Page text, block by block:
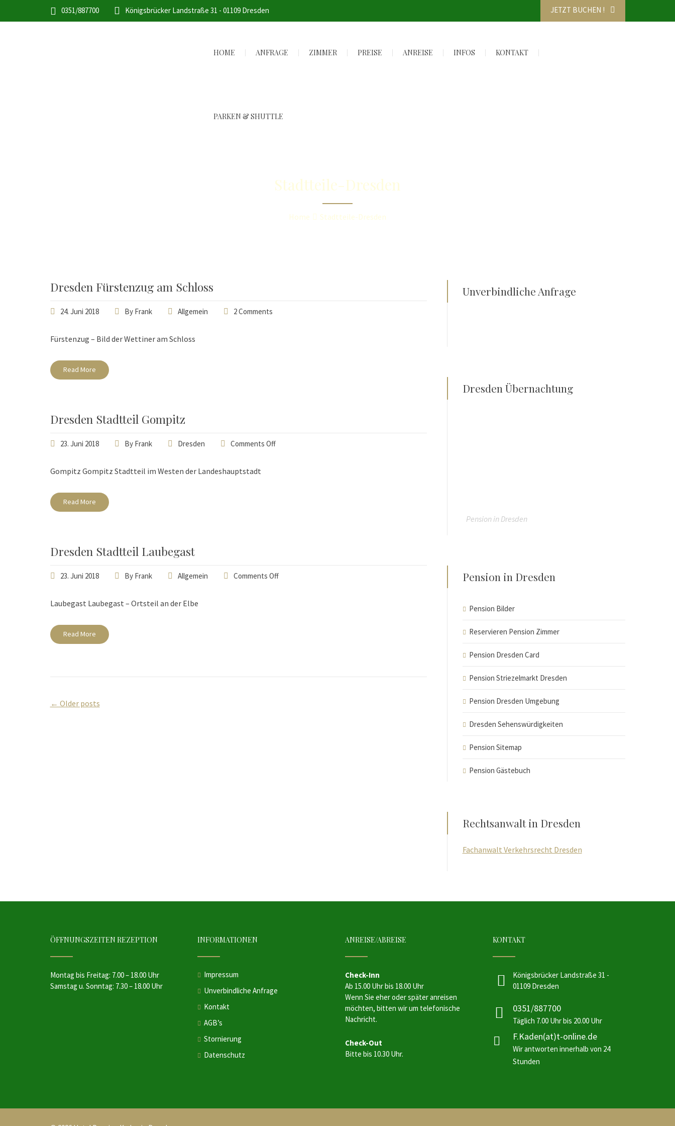
0351/887700 Königsbrücker Landstraße 31 - 01109 Dresden JETZT BUCHEN !
HOME ANFRAGE ZIMMER PREISE ANREISE INFOS KONTAKT
PARKEN & SHUTTLE
Stadtteile-Dresden
Home Stadtteile-Dresden
Dresden Fürstenzug am Schloss
24. Juni 2018 By Frank Allgemein 2 Comments
Fürstenzug – Bild der Wettiner am Schloss
Read More
Dresden Stadtteil Gompitz
23. Juni 2018 By Frank Dresden Comments Off
Gompitz Gompitz Stadtteil im Westen der Landeshauptstadt
Read More
Dresden Stadtteil Laubegast
23. Juni 2018 By Frank Allgemein Comments Off
Laubegast Laubegast – Ortsteil an der Elbe
Read More
← Older posts
Unverbindliche Anfrage
Dresden Übernachtung
Pension in Dresden
Pension in Dresden
Pension Bilder
Reservieren Pension Zimmer
Pension Dresden Card
Pension Striezelmarkt Dresden
Pension Dresden Umgebung
Dresden Sehenswürdigkeiten
Pension Sitemap
Pension Gästebuch
Rechtsanwalt in Dresden
Fachanwalt Verkehrsrecht Dresden
ÖFFNUNGSZEITEN REZEPTION
Montag bis Freitag: 7.00 – 18.00 Uhr
Samstag u. Sonntag: 7.30 – 18.00 Uhr
INFORMATIONEN
Impressum
Unverbindliche Anfrage
Kontakt
AGB’s
Stornierung
Datenschutz
ANREISE/ABREISE
Check-Inn
Ab 15.00 Uhr bis 18.00 Uhr
Wenn Sie eher oder später anreisen
möchten, bitten wir um telefonische
Nachricht.
Check-Out
Bitte bis 10.30 Uhr.
KONTAKT
Königsbrücker Landstraße 31 -
01109 Dresden
0351/887700
Täglich 7.00 Uhr bis 20.00 Uhr
F.Kaden(at)t-online.de
Wir antworten innerhalb von 24
Stunden